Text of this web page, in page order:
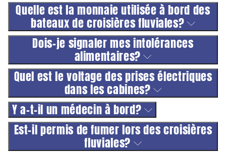
Quelle est la monnaie utilisée à bord des
bateaux de croisières fluviales?
Dois-je signaler mes intolérances
alimentaires?
Quel est le voltage des prises électriques
dans les cabines?
Y a-t-il un médecin à bord?
Est-il permis de fumer lors des croisières
fluviales?